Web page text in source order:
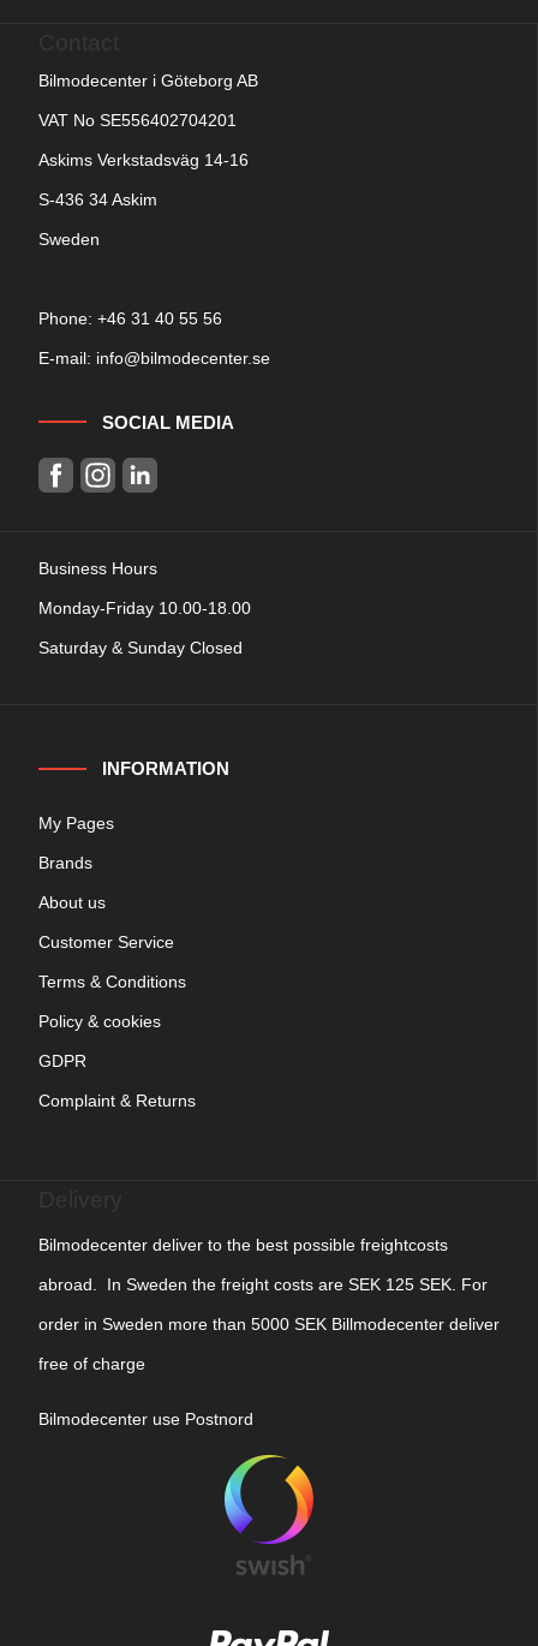
Bilmodecenter i Göteborg AB
VAT No SE556402704201
Askims Verkstadsväg 14-16
S-436 34 Askim
Sweden
Phone: +46 31 40 55 56
E-mail: info@bilmodecenter.se
SOCIAL MEDIA
Business Hours
Monday-Friday 10.00-18.00
Saturday & Sunday Closed
INFORMATION
My Pages
Brands
About us
Customer Service
Terms & Conditions
Policy & cookies
GDPR
Complaint & Returns
Bilmodecenter deliver to the best possible freightcosts
abroad. In Sweden the freight costs are SEK 125 SEK. For
order in Sweden more than 5000 SEK Billmodecenter deliver
free of charge
Bilmodecenter use Postnord